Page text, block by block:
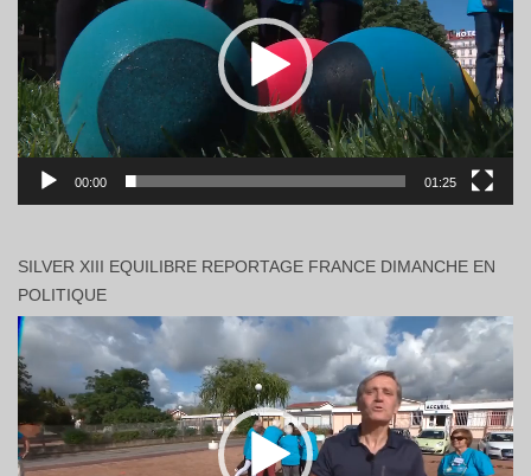
00:00 01:25
SILVER XIII EQUILIBRE REPORTAGE FRANCE DIMANCHE EN
POLITIQUE
Lecteur
vidéo